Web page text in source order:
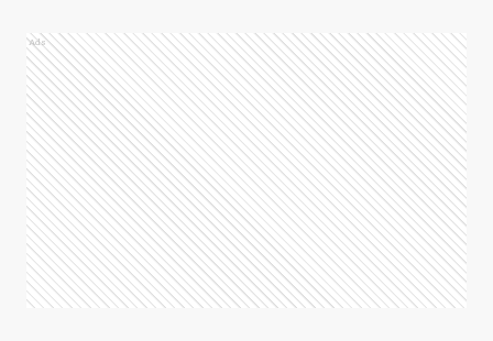
Ads